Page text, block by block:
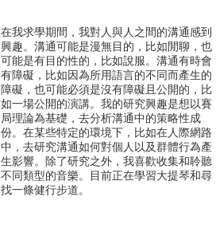
在我求學期間，我對人與人之間的溝通感到
興趣。溝通可能是漫無目的，比如閒聊，也
可能是有目的性的，比如說服。溝通有時會
有障礙，比如因為所用語言的不同而產生的
障礙，也可能必須是沒有障礙且公開的，比
如一場公開的演講。我的研究興趣是想以賽
局理論為基礎，去分析溝通中的策略性成
份。在某些特定的環境下，比如在人際網路
中，去研究溝通如何對個人以及群體行為產
生影響。除了研究之外，我喜歡收集和聆聽
不同類型的音樂。目前正在學習大提琴和尋
找一條健行步道。